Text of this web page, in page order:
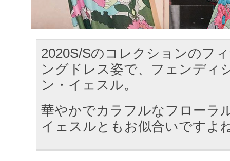
2020S/Sのコレクションのフ
ングドレス姿で、フェンディ
ン・イェスル。
華やかでカラフルなフローラ
イェスルともお似合いですよ